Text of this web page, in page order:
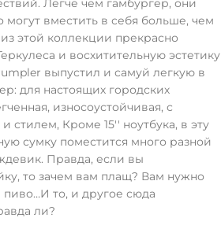
Легче чем гамбургер, они
могут вместить в себя больше, чем
этой коллекции прекрасно
и восхитительную эстетику
выпустил и самуй легкую в
для настоящих городских
износоустойчивая, с
стилем, Кроме 15'' ноутбука, в эту
сумку поместится много разной
Правда, если вы
то зачем вам плащ? Вам нужно
то, и другое сюда
ли?